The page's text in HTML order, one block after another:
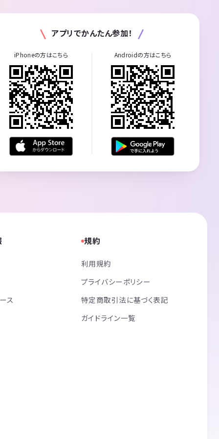
アプリでかんたん参加！
iPhoneの方はこちら Androidの方はこちら
ス
規約
利用規約
プライバシーポリシー
特定商取引法に基づく表記
ガイドライン一覧